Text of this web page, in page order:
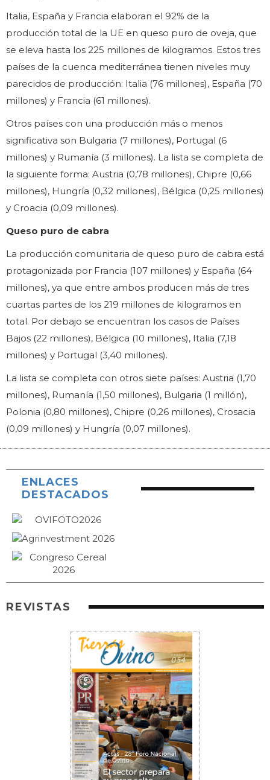
Italia, España y Francia elaboran el 92% de la
producción total de la UE en queso puro de oveja, que
se eleva hasta los 225 millones de kilogramos. Estos tres
países de la cuenca mediterránea tienen niveles muy
parecidos de producción: Italia (76 millones), España (70
millones) y Francia (61 millones).
Otros países con una producción más o menos
significativa son Bulgaria (7 millones), Portugal (6
millones) y Rumanía (3 millones). La lista se completa de
la siguiente forma: Austria (0,78 millones), Chipre (0,66
millones), Hungría (0,32 millones), Bélgica (0,25 millones)
y Croacia (0,09 millones).
Queso puro de cabra
La producción comunitaria de queso puro de cabra está
protagonizada por Francia (107 millones) y España (64
millones), ya que entre ambos producen más de tres
cuartas partes de los 219 millones de kilogramos en
total. Por debajo se encuentran los casos de Países
Bajos (22 millones), Bélgica (10 millones), Italia (7,18
millones) y Portugal (3,40 millones).
La lista se completa con otros siete países: Austria (1,70
millones), Rumanía (1,50 millones), Bulgaria (1 millón),
Polonia (0,80 millones), Chipre (0,26 millones), Crosacia
(0,09 millones) y Hungría (0,07 millones).
ENLACES
DESTACADOS
REVISTAS